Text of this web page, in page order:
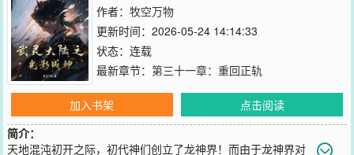
作者： 牧空万物
更新时间：2026-05-24 14:14:33
状态：连载
最新章节： 第三十一章：重回正轨
加入书架
点击阅读
简介：
天地混沌初开之际，初代神们创立了龙神界！而由于龙神界对